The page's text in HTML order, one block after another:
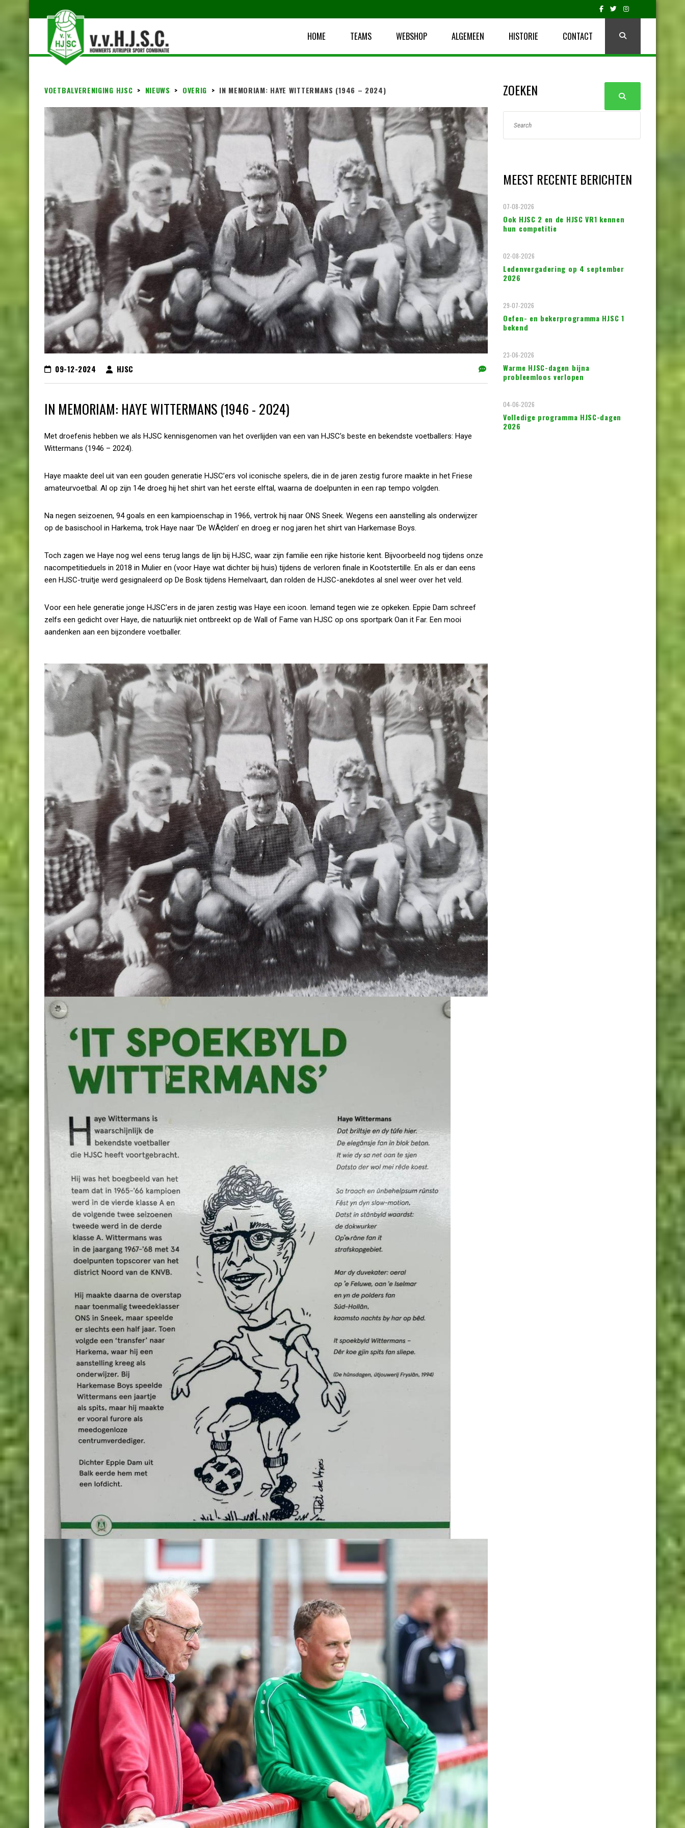
HOME TEAMS WEBSHOP ALGEMEEN HISTORIE CONTACT
VOETBALVERENIGING HJSC > NIEUWS > OVERIG > IN MEMORIAM: HAYE WITTERMANS (1946 – 2024)
09-12-2024 HJSC
IN MEMORIAM: HAYE WITTERMANS (1946 - 2024)
Met droefenis hebben we als HJSC kennisgenomen van het overlijden van een van HJSC’s beste en bekendste voetballers: Haye
Wittermans (1946 – 2024).
Haye maakte deel uit van een gouden generatie HJSC’ers vol iconische spelers, die in de jaren zestig furore maakte in het Friese
amateurvoetbal. Al op zijn 14e droeg hij het shirt van het eerste elftal, waarna de doelpunten in een rap tempo volgden.
Na negen seizoenen, 94 goals en een kampioenschap in 1966, vertrok hij naar ONS Sneek. Wegens een aanstelling als onderwijzer
op de basischool in Harkema, trok Haye naar ‘De WÃ¢lden’ en droeg er nog jaren het shirt van Harkemase Boys.
Toch zagen we Haye nog wel eens terug langs de lijn bij HJSC, waar zijn familie een rijke historie kent. Bijvoorbeeld nog tijdens onze
nacompetitieduels in 2018 in Mulier en (voor Haye wat dichter bij huis) tijdens de verloren finale in Kootstertille. En als er dan eens
een HJSC-truitje werd gesignaleerd op De Bosk tijdens Hemelvaart, dan rolden de HJSC-anekdotes al snel weer over het veld.
Voor een hele generatie jonge HJSC’ers in de jaren zestig was Haye een icoon. Iemand tegen wie ze opkeken. Eppie Dam schreef
zelfs een gedicht over Haye, die natuurlijk niet ontbreekt op de Wall of Fame van HJSC op ons sportpark Oan it Far. Een mooi
aandenken aan een bijzondere voetballer.
ZOEKEN
MEEST RECENTE BERICHTEN
Ook HJSC 2 en de HJSC VR1 kennen
hun competitie
07-08-2026
Ledenvergadering op 4 september
2026
02-08-2026
Oefen- en bekerprogramma HJSC 1
bekend
29-07-2026
Warme HJSC-dagen bijna
probleemloos verlopen
23-06-2026
Volledige programma HJSC-dagen
2026
04-06-2026